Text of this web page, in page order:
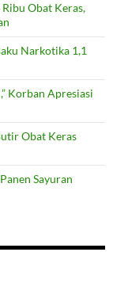
Obat Keras,
Narkotika 1,1
Korban Apresiasi
Obat Keras
Sayuran